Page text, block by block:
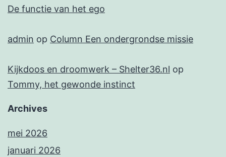
De functie van het ego
admin op Column Een ondergrondse missie
Kijkdoos en droomwerk – Shelter36.nl op
Tommy, het gewonde instinct
Archives
mei 2026
januari 2026